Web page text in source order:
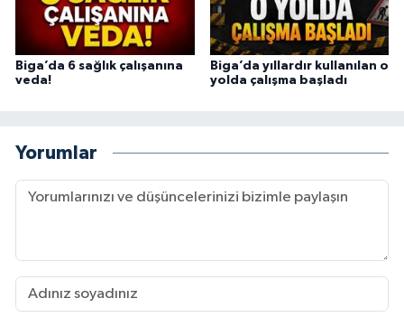
Biga’da 6 sağlık çalışanına
veda!
Biga’da yıllardır kullanılan o
yolda çalışma başladı
Yorumlar